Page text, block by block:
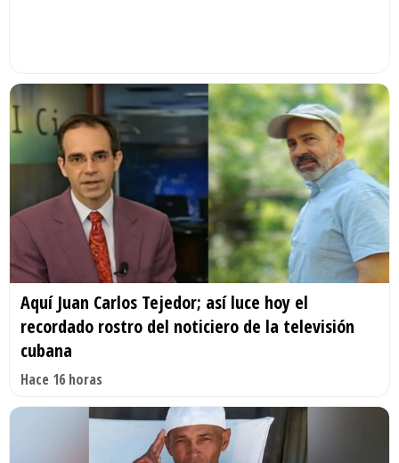
Aquí Juan Carlos Tejedor; así luce hoy el
recordado rostro del noticiero de la televisión
cubana
Hace 16 horas